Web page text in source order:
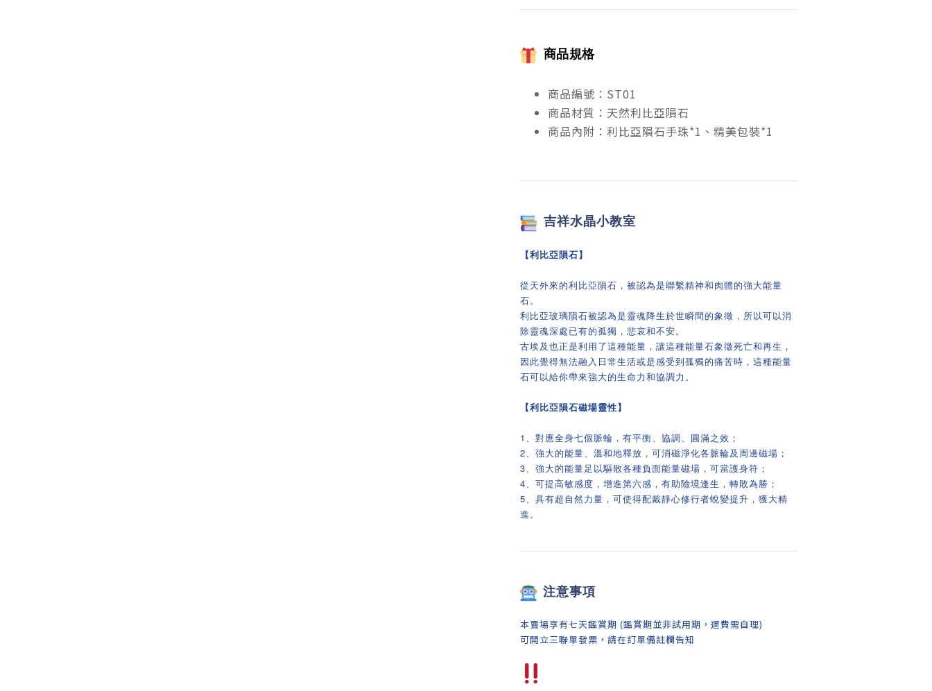
商品規格
商品編號：ST01
商品材質：天然利比亞隕石
商品內附：利比亞隕石手珠*1、精美包裝*1
吉祥水晶小教室
【利比亞隕石】
從天外來的利比亞隕石，被認為是聯繫精神和肉體的強大能量
石。
利比亞玻璃隕石被認為是靈魂降生於世瞬間的象徵，所以可以消
除靈魂深處已有的孤獨，悲哀和不安。
古埃及也正是利用了這種能量，讓這種能量石象徵死亡和再生，
因此覺得無法融入日常生活或是感受到孤獨的痛苦時，這種能量
石可以給你帶來強大的生命力和協調力。
【利比亞隕石磁場靈性】
1、對應全身七個脈輪，有平衡 、協調、圓滿之效；
2、強大的能量、溫和地釋放，可消磁淨化各脈輪及周邊磁場；
3、強大的能量足以驅散各種負面能量磁場，可當護身符；
4、可提高敏感度，增進第六感，有助險境逢生，轉敗為勝；
5、具有超自然力量，可使得配戴靜心修行者蛻變提升，獲大精
進。
注意事項
本賣場享有七天鑑賞期 (鑑賞期並非試用期，運費需自理)
可開立三聯單發票，請在訂單備註欄告知